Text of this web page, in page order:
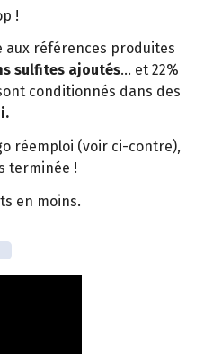
!
aux références produites
sulfites ajoutés… et 22%
conditionnés dans des
réemploi (voir ci-contre),
terminée !
en moins.